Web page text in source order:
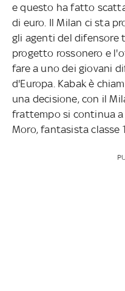
e questo ha fatto
di euro. Il Milan ci sta
gli agenti del difensore
progetto rossonero e
fare a uno dei giovani
d'Europa. Kabak è
una decisione, con il
frattempo si continua
Moro, fantasista classe